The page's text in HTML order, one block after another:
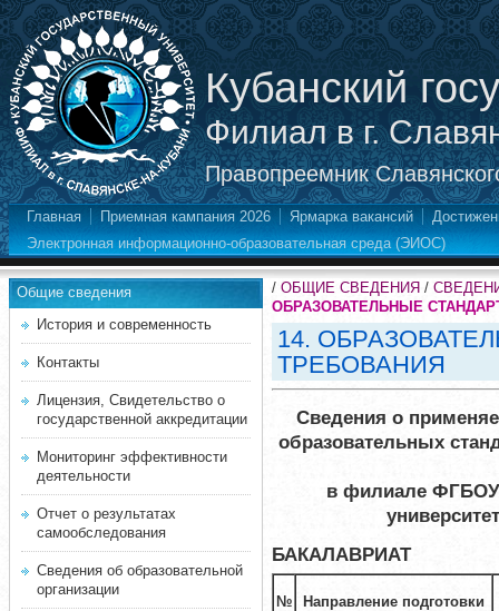
Кубанский
Филиал в г.
Правопреемник
Главная Приемная кампания 2026 Ярмарка вакансий
Электронная информационно-образовательная среда (ЭИОС)
Общие сведения
История и современность
Контакты
Лицензия, Свидетельство о
государственной аккредитации
Мониторинг эффективности
деятельности
Отчет о результатах
самообследования
Сведения об образовательной
организации
/ ОБЩИЕ СВЕДЕНИЯ /
ОБРАЗОВАТЕЛЬНЫЕ
14.
ТРЕБОВАНИЯ
Сведения о
образовательных
в филиале ФГБОУ
БАКАЛАВРИАТ
№ Направление подготовки